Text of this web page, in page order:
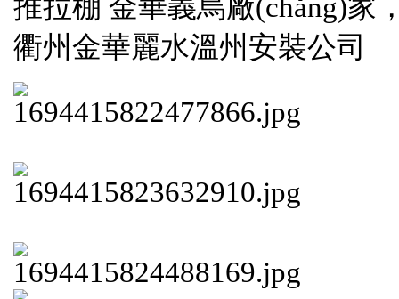
推拉棚 金華義烏廠(chǎng)家
衢州金華麗水溫州安裝公司